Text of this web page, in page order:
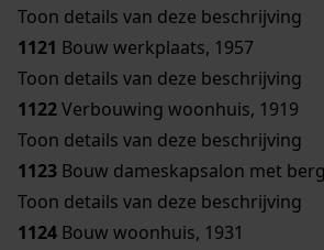
Toon details van deze beschrijving
1121 Bouw werkplaats, 1957
Toon details van deze beschrijving
1122Verbouwing woonhuis, 1919
Toon details van deze beschrijving
1123 Bouw dameskapsalon met
Toon details van deze beschrijving
1124 Bouw woonhuis, 1931